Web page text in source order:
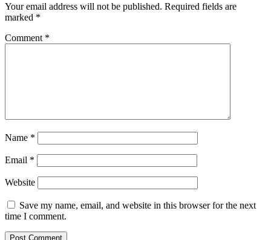
Your email address will not be published. Required fields are
marked *
Comment *
Name *
Email *
Website
Save my name, email, and website in this browser for the next
time I comment.